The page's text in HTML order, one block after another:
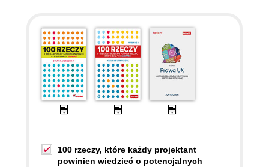
100 rzeczy, które każdy projektant
powinien wiedzieć o potencjalnych